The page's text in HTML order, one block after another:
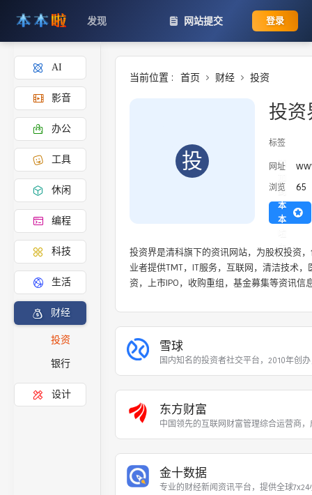
发现 网站提交 登录
AI
影音
办公
工具
休闲
编程
科技
生活
财经
投资
银行
设计
当前位置 : 首页 财经 投资
投
投资
标签
网址
浏览 65
添
到
本
本
主
页
投资界是清科旗下的资讯网站，为股权投资
业者提供TMT，IT服务，互联网，清洁技术
资，上市IPO，收购重组，基金募集等资讯
雪球
国内知名的投资者社交平台，2010年创
东方财富
中国领先的互联网财富管理综合运营商
金十数据
专业的财经新闻资讯平台，提供全球